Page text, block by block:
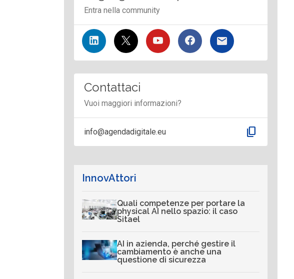
Entra nella community
Contattaci
Vuoi maggiori informazioni?
info@agendadigitale.eu content_copy
InnovAttori
Quali competenze per portare la
physical AI nello spazio: il caso
Sitael
AI in azienda, perché gestire il
cambiamento è anche una
questione di sicurezza